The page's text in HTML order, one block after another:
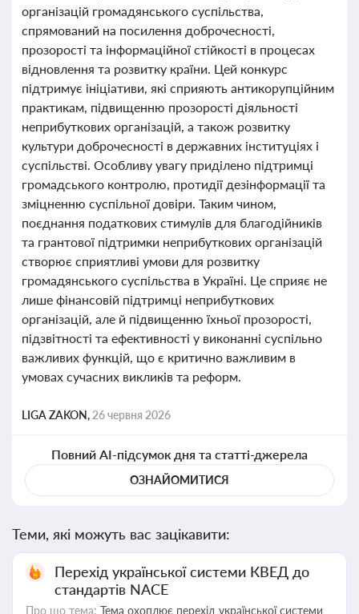
організацій громадянського суспільства,
спрямований на посилення доброчесності,
прозорості та інформаційної стійкості в процесах
відновлення та розвитку країни. Цей конкурс
підтримує ініціативи, які сприяють антикорупційним
практикам, підвищенню прозорості діяльності
неприбуткових організацій, а також розвитку
культури доброчесності в державних інституціях і
суспільстві. Особливу увагу приділено підтримці
громадського контролю, протидії дезінформації та
зміцненню суспільної довіри. Таким чином,
поєднання податкових стимулів для благодійників
та грантової підтримки неприбуткових організацій
створює сприятливі умови для розвитку
громадянського суспільства в Україні. Це сприяє не
лише фінансовій підтримці неприбуткових
організацій, але й підвищенню їхньої прозорості,
підзвітності та ефективності у виконанні суспільно
важливих функцій, що є критично важливим в
умовах сучасних викликів та реформ.
LIGA ZAKON, 26 червня 2026
Повний AI-підсумок дня та статті-джерела
ОЗНАЙОМИТИСЯ
Теми, які можуть вас зацікавити:
Перехід української системи КВЕД до
стандартів NACE
Про що тема: Тема охоплює перехід української системи